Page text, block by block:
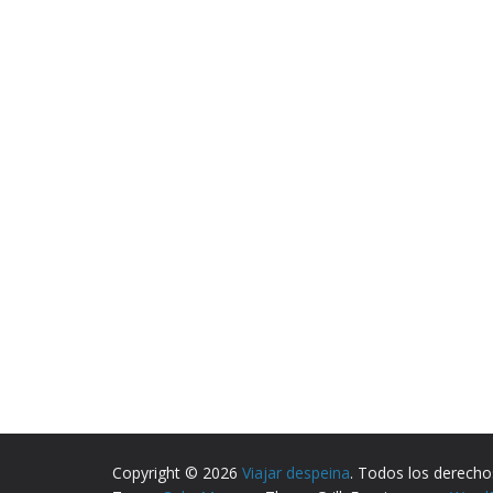
Copyright © 2026 Viajar despeina. Todos los